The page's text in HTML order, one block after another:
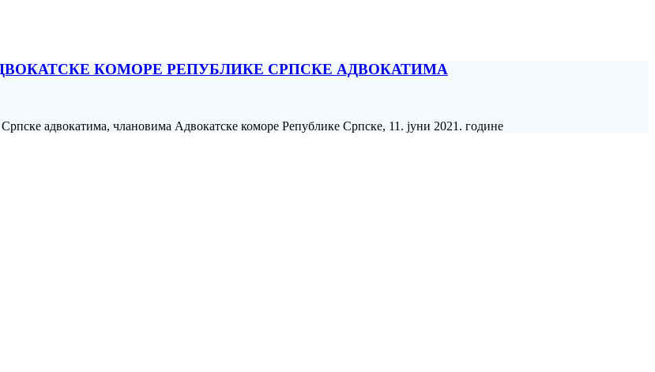
КОМОРЕ РЕПУБЛИКЕ СРПСКЕ АДВОКАТИМА
адвокатима, члановима Адвокатске коморе Републике Српске, 11. јуни 2021. године